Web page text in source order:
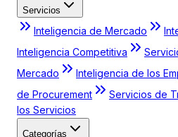
Servicios
Inteligencia de Mercado
Inteligencia Competitiva
Mercado
Inteligencia de los
de Procurement
Servicios de
los Servicios
Categorías